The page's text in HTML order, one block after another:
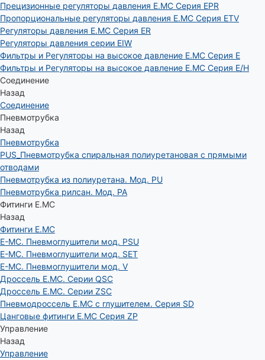
Прецизионные регуляторы давления E.MC Серия EPR
Пропорциональные регуляторы давления E.MC Серия ETV
Регуляторы давления E.MC Серия ER
Регуляторы давления серии EIW
Фильтры и Регуляторы на высокое давление E.MC Серия E
Фильтры и Регуляторы на высокое давление E.MC Серия E/H
Соединение
Назад
Соединение
Пневмотрубка
Назад
Пневмотрубка
PUS_Пневмотрубка спиральная полиуретановая с прямыми
отводами
Пневмотрубка из полиуретана. Мод. РU
Пневмотрубка рилсан. Мод. PA
Фитинги E.MC
Назад
Фитинги E.MC
E-MC. Пневмоглушители мод. PSU
E-MC. Пневмоглушители мод. SET
E-MC. Пневмоглушители мод. V
Дроссель E.MC. Серии QSC
Дроссель E.MC. Серии ZSC
Пневмодроссель E.MC с глушителем. Серия SD
Цанговые фитинги E.MC Серия ZP
Управление
Назад
Управление